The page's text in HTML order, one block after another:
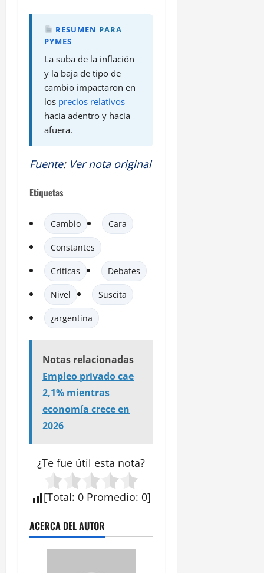
RESUMEN PARA
PYMES
La suba de la inflación
y la baja de tipo de
cambio impactaron en
los precios relativos
hacia adentro y hacia
afuera.
Fuente: Ver nota original
Etiquetas
Cambio Cara
Constantes
Críticas Debates
Nivel Suscita
¿argentina
Notas relacionadas
Empleo privado cae
2,1% mientras
economía crece en
2026
¿Te fue útil esta nota?
[Total: 0 Promedio: 0]
ACERCA DEL AUTOR